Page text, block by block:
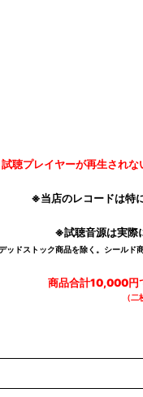
試聴プレイヤーが再生され
※当店のレコードは特
※試聴音源は実際
ッドストック商品を除く。シールド
商品合計10,000円
（